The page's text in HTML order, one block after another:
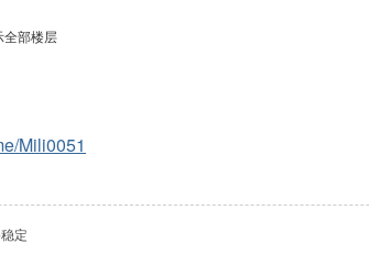
全部楼层
Mili0051
定